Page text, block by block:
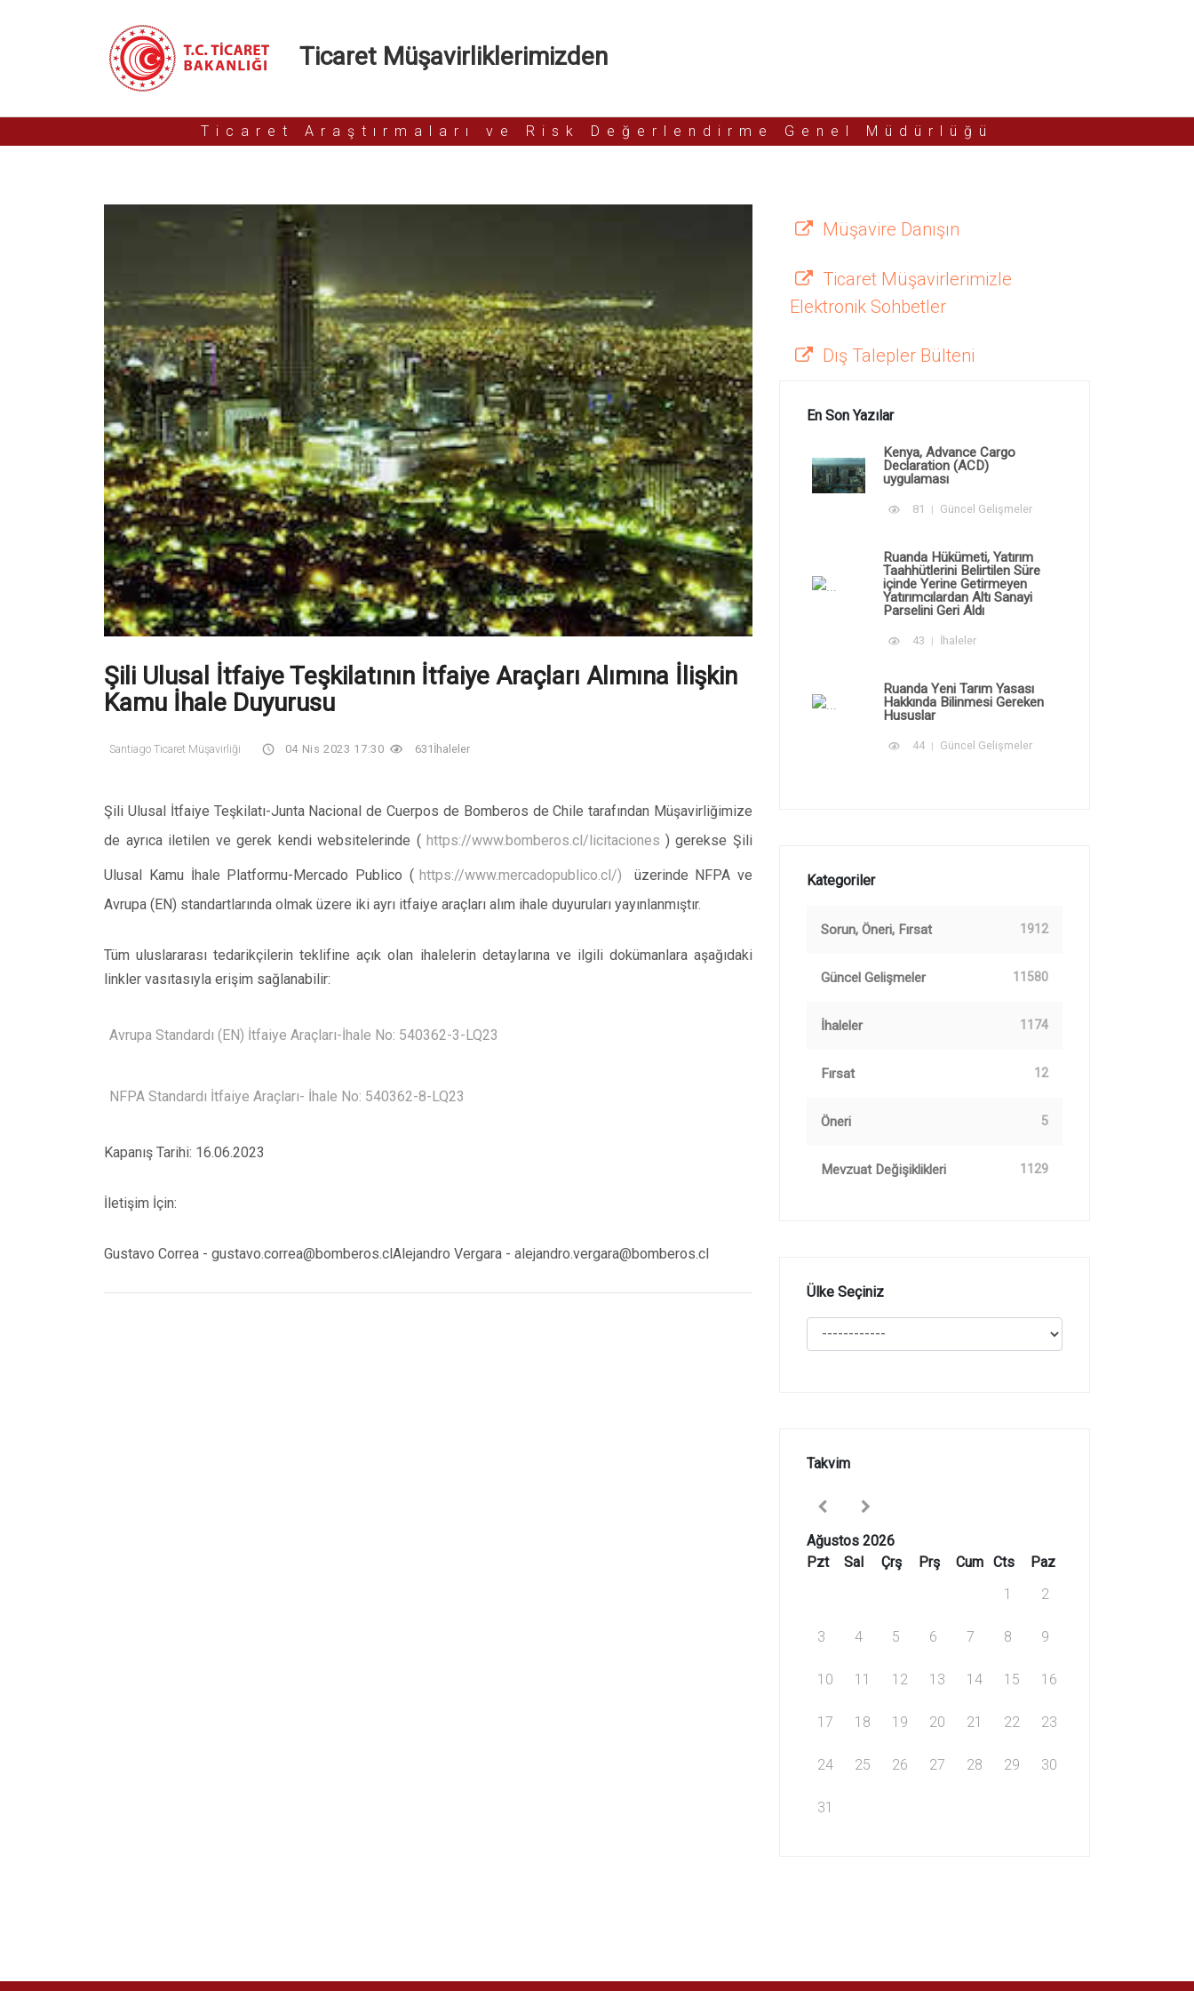
Ticaret Müşavirliklerimizden
Ticaret Araştırmaları ve Risk Değerlendirme Genel Müdürlüğü
Şili Ulusal İtfaiye Teşkilatının İtfaiye Araçları Alımına İlişkin
Kamu İhale Duyurusu
Santiago Ticaret Müşavirliği 04 Nis 2023 17:30 631 İhaleler
Şili Ulusal İtfaiye Teşkilatı-Junta Nacional de Cuerpos de Bomberos de Chile tarafından Müşavirliğimize
de ayrıca iletilen ve gerek kendi websitelerinde ( https://www.bomberos.cl/licitaciones ) gerekse Şili
Ulusal Kamu İhale Platformu-Mercado Publico ( https://www.mercadopublico.cl/)
üzerinde NFPA ve
Avrupa (EN) standartlarında olmak üzere iki ayrı itfaiye araçları alım ihale duyuruları yayınlanmıştır.
Tüm uluslararası tedarikçilerin teklifine açık olan ihalelerin detaylarına ve ilgili dokümanlara aşağıdaki
linkler vasıtasıyla erişim sağlanabilir:
Avrupa Standardı (EN) İtfaiye Araçları-İhale No: 540362-3-LQ23
NFPA Standardı İtfaiye Araçları- İhale No: 540362-8-LQ23
Kapanış Tarihi: 16.06.2023
İletişim İçin:
Gustavo Correa - gustavo.correa@bomberos.clAlejandro Vergara - alejandro.vergara@bomberos.cl
Müşavire Danışın
Ticaret Müşavirlerimizle
Elektronik Sohbetler
Dış Talepler Bülteni
En Son Yazılar
Kenya, Advance Cargo
Declaration (ACD)
uygulaması
81 Güncel Gelişmeler
Ruanda Hükümeti, Yatırım
Taahhütlerini Belirtilen Süre
içinde Yerine Getirmeyen
Yatırımcılardan Altı Sanayi
Parselini Geri Aldı
43 İhaleler
Ruanda Yeni Tarım Yasası
Hakkında Bilinmesi Gereken
Hususlar
44 Güncel Gelişmeler
Kategoriler
Sorun, Öneri, Fırsat 1912
Güncel Gelişmeler 11580
İhaleler 1174
Fırsat 12
Öneri 5
Mevzuat Değişiklikleri 1129
Ülke Seçiniz
Takvim
Ağustos 2026
Pzt
Sal Çrş Prş Cum Cts
Paz
1
2
3 4 5 6 7 8 9
10 11 12 13 14 15 16
17 18 19 20 21 22 23
24 25 26 27 28 29 30
31